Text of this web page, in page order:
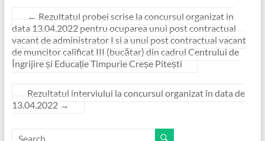
← Rezultatul probei scrise la concursul organizat in
data 13.04.2022 pentru ocuparea unui post contractual
vacant de administrator I si a unui post contractual vacant
de muncitor calificat III (bucătar) din cadrul Centrului de
Îngrijire și Educație Timpurie Creșe Pitești
Rezultatul interviului la concursul organizat în data de
13.04.2022 →